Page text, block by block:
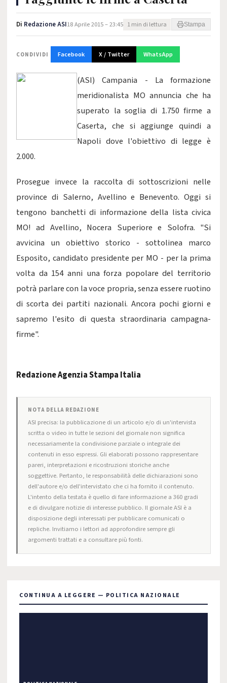
Di Redazione ASI18 Aprile 2015 – 23:45 1 min di lettura Stampa
CONDIVIDI Facebook X / Twitter WhatsApp
(ASI) Campania - La formazione
meridionalista MO annuncia che ha
superato la soglia di 1.750 firme a
Caserta, che si aggiunge quindi a
Napoli dove l'obiettivo di legge è
2.000.
Prosegue invece la raccolta di sottoscrizioni nelle
province di Salerno, Avellino e Benevento. Oggi si
tengono banchetti di informazione della lista civica
MO! ad Avellino, Nocera Superiore e Solofra. "Si
avvicina un obiettivo storico - sottolinea marco
Esposito, candidato presidente per MO - per la prima
volta da 154 anni una forza popolare del territorio
potrà parlare con la voce propria, senza essere ruotino
di scorta dei partiti nazionali. Ancora pochi giorni e
sapremo l'esito di questa straordinaria campagna-
firme".
Redazione Agenzia Stampa Italia
NOTA DELLA REDAZIONE
ASI precisa: la pubblicazione di un articolo e/o di un'intervista
scritta o video in tutte le sezioni del giornale non significa
necessariamente la condivisione parziale o integrale dei
contenuti in esso espressi. Gli elaborati possono rappresentare
pareri, interpretazioni e ricostruzioni storiche anche
soggettive. Pertanto, le responsabilità delle dichiarazioni sono
dell'autore e/o dell'intervistato che ci ha fornito il contenuto.
L'intento della testata è quello di fare informazione a 360 gradi
e di divulgare notizie di interesse pubblico. Il giornale ASI è a
disposizione degli interessati per pubblicare comunicati o
repliche. Invitiamo i lettori ad approfondire sempre gli
argomenti trattati e a consultare più fonti.
CONTINUA A LEGGERE — POLITICA NAZIONALE